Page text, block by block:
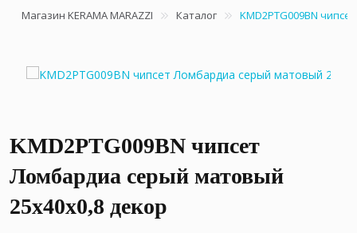
Магазин KERAMA MARAZZI Каталог KMD2PTG009BN
KMD2PTG009BN чипсет
Ломбардиа серый матовый
25x40x0,8 декор